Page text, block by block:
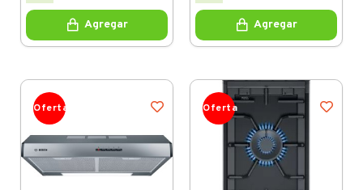
Agregar Agregar
Oferta Oferta